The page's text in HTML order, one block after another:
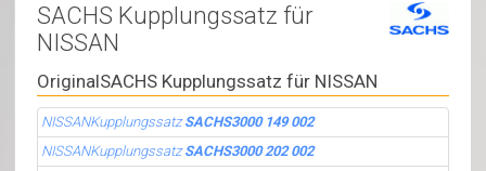
SACHS Kupplungssatz für
NISSAN
OriginalSACHS Kupplungssatz für NISSAN
NISSANKupplungssatzSACHS3000 149 002
NISSANKupplungssatzSACHS3000 202 002